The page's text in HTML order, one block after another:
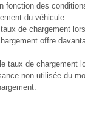
fonction des
du véhicule.
de chargement
offre
taux de chargement
non utilisée du